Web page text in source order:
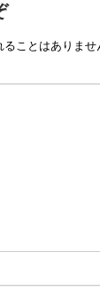
ことはありませ